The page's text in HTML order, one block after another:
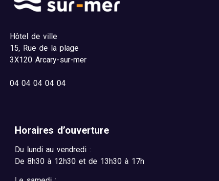
Hôtel de ville
15, Rue de la plage
3X120 Arcary-sur-mer
04 04 04 04 04
Horaires d’ouverture
Du lundi au vendredi :
De 8h30 à 12h30 et de 13h30 à 17h